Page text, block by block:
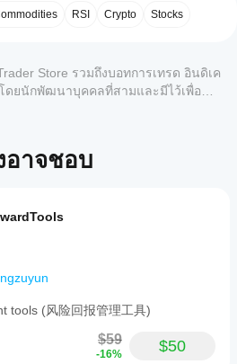
RSI Crypto Stocks
Store รวมถึงบอทการเทรด อินดิเค
ดยนักพัฒนาบุคคลที่สามและมีไว้เพื่อ
และทางเทคนิคเท่านั้น cTrader Store
นงานในอนาคต
าจชอบ
tools (风险回报管理工具)
$59
-16% $50